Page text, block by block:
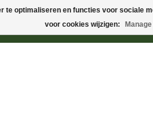
optimaliseren en functies voor sociale
voor cookies wijzigen: